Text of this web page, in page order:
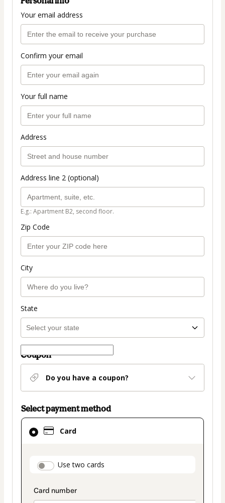
Your email address
Confirm your email
Your full name
Address
Address line 2 (optional)
E.g.: Apartment B2, second floor.
Zip Code
City
State
Coupon
Do you have a coupon?
Select payment method
Card
payment_data.section_title_v2
Use two cards
Card
selected
method